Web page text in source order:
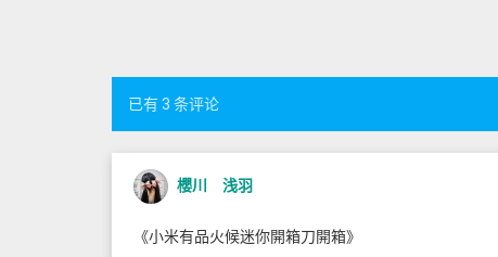
已有 3 条评论
櫻川 浅羽
《小米有品火候迷你開箱刀開箱》